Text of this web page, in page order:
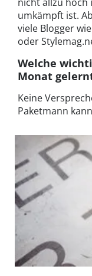
umkämpft ist.
viele Blogger
oder
Welche
Monat
Keine
Paketmann